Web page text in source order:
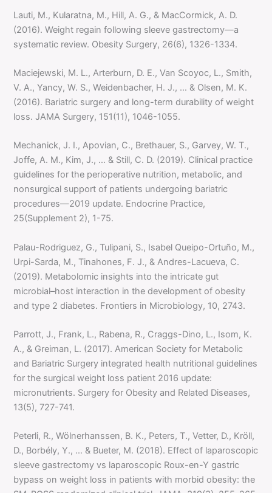
Lauti, M., Kularatna, M., Hill, A. G., & MacCormick, A. D.
(2016). Weight regain following sleeve gastrectomy—a
systematic review. Obesity Surgery, 26(6), 1326-1334.
Maciejewski, M. L., Arterburn, D. E., Van Scoyoc, L., Smith,
V. A., Yancy, W. S., Weidenbacher, H. J., … & Olsen, M. K.
(2016). Bariatric surgery and long-term durability of weight
loss. JAMA Surgery, 151(11), 1046-1055.
Mechanick, J. I., Apovian, C., Brethauer, S., Garvey, W. T.,
Joffe, A. M., Kim, J., … & Still, C. D. (2019). Clinical practice
guidelines for the perioperative nutrition, metabolic, and
nonsurgical support of patients undergoing bariatric
procedures—2019 update. Endocrine Practice,
25(Supplement 2), 1-75.
Palau-Rodriguez, G., Tulipani, S., Isabel Queipo-Ortuño, M.,
Urpi-Sarda, M., Tinahones, F. J., & Andres-Lacueva, C.
(2019). Metabolomic insights into the intricate gut
microbial–host interaction in the development of obesity
and type 2 diabetes. Frontiers in Microbiology, 10, 2743.
Parrott, J., Frank, L., Rabena, R., Craggs-Dino, L., Isom, K.
A., & Greiman, L. (2017). American Society for Metabolic
and Bariatric Surgery integrated health nutritional guidelines
for the surgical weight loss patient 2016 update:
micronutrients. Surgery for Obesity and Related Diseases,
13(5), 727-741.
Peterli, R., Wölnerhanssen, B. K., Peters, T., Vetter, D., Kröll,
D., Borbély, Y., … & Bueter, M. (2018). Effect of laparoscopic
sleeve gastrectomy vs laparoscopic Roux-en-Y gastric
bypass on weight loss in patients with morbid obesity: the